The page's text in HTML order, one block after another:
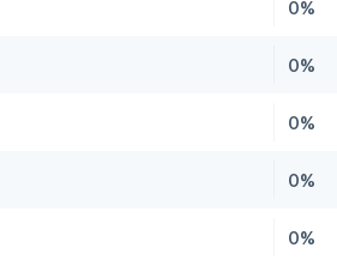
0%
0%
0%
0%
0%